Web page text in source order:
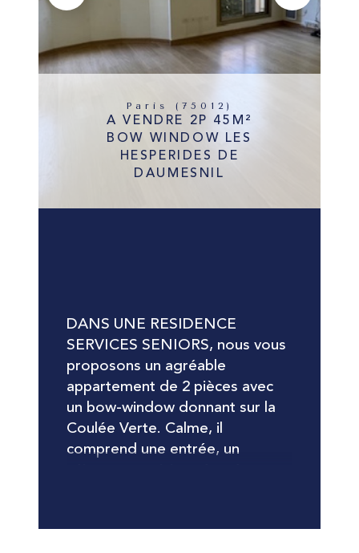
Paris (75012)
A VENDRE 2P 45M²
BOW WINDOW LES
HESPERIDES DE
DAUMESNIL
DANS UNE RESIDENCE
SERVICES SENIORS, nous vous
proposons un agréable
appartement de 2 pièces avec
un bow-window donnant sur la
Coulée Verte. Calme, il
comprend une entrée, un
de bains avec douche, wc